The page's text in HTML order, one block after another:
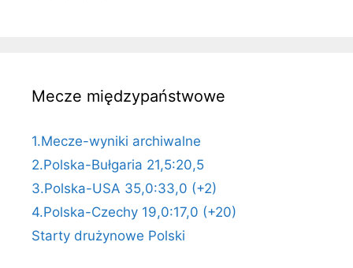
Mecze międzypaństwowe
1.Mecze-wyniki archiwalne
2.Polska-Bułgaria 21,5:20,5
3.Polska-USA 35,0:33,0 (+2)
4.Polska-Czechy 19,0:17,0 (+20)
Starty drużynowe Polski